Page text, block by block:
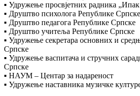
▪️ Удружење просвјетних радника „Ипак
▪️ Друштво психолога Републике Српске
▪️ Друштво педагога Републике Српске
▪️ Друштво учитеља Републике Српске
▪️ Удружење секретара основних и
Српске
▪️ Удружење васпитача и стручних
Српске
▪️ НАУМ – Центар за надареност
▪️ Удружење наставника музичке